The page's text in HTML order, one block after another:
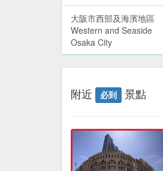
大阪市西部及海濱地區
Western and Seaside
Osaka City
附近 必到 景點